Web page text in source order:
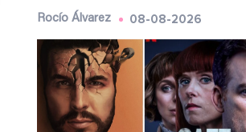
Rocío Álvarez 08-08-2026